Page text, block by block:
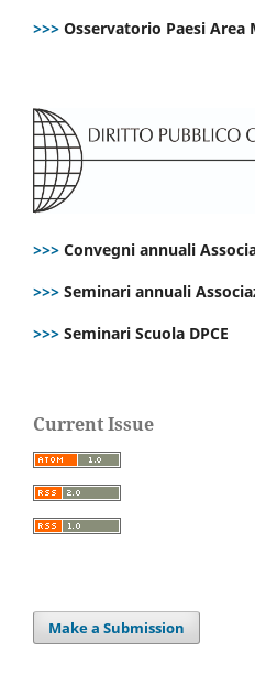
>>> Osservatorio Paesi Area
>>> Convegni annuali
>>> Seminari annuali
>>> Seminari Scuola DPCE
Current Issue
Make a Submission